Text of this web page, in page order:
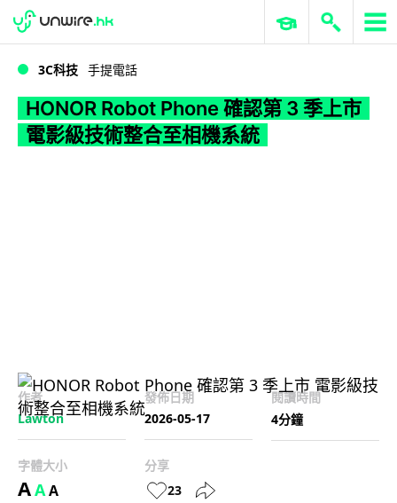
WWDC 2026 ERP 與商業 AI
3C科技 手提電話
HONOR Robot Phone 確認第 3 季上市
電影級技術整合至相機系統
作者
Lawton
發佈日期
2026-05-17
閱讀時間
4分鐘
字體大小
AAA
分享
23